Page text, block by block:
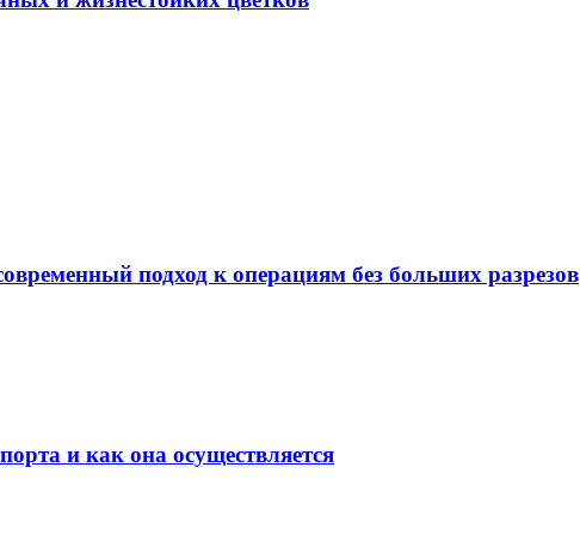
подход к операциям без больших разрезов
и как она осуществляется